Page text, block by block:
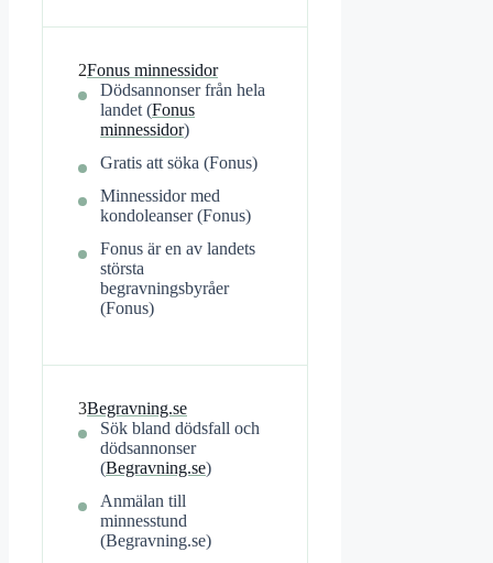
2Fonus minnessidor
Dödsannonser från hela
landet (Fonus
minnessidor)
Gratis att söka (Fonus)
Minnessidor med
kondoleanser (Fonus)
Fonus är en av landets
största
begravningsbyråer
(Fonus)
3Begravning.se
Sök bland dödsfall och
dödsannonser
(Begravning.se)
Anmälan till
minnesstund
(Begravning.se)